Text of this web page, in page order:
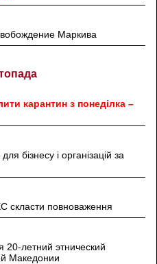
Маркива
карантин з понеділка –
бізнесу і організацій за
скласти повноваження
20-летний этнический
Македонии